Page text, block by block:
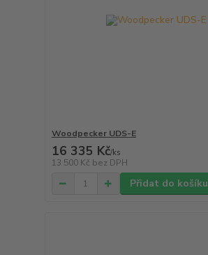
Woodpecker UDS-E
16 335 Kč/ks
13 500 Kč bez DPH
Přidat do košíku